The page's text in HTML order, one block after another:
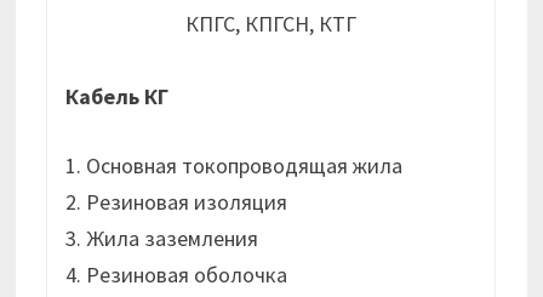
Кабель КГ
1. Основная токопроводящая жила
2. Резиновая изоляция
3. Жила заземления
4. Резиновая оболочка